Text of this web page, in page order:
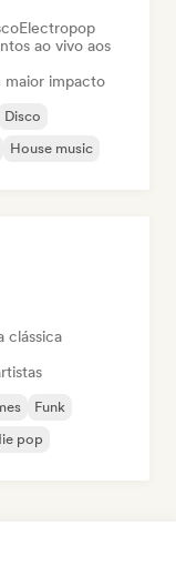
Electropop
ao vivo aos
maior impacto
Disco
House music
clássica
Funk
pop